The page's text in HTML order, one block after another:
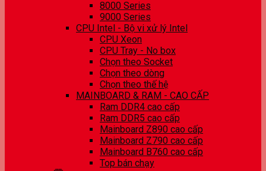
8000 Series
9000 Series
CPU Intel - Bộ vi xử lý Intel
CPU Xeon
CPU Tray - No box
Chọn theo Socket
Chọn theo dòng
Chọn theo thế hệ
MAINBOARD & RAM - CAO CẤP
Ram DDR4 cao cấp
Ram DDR5 cao cấp
Mainboard Z890 cao cấp
Mainboard Z790 cao cấp
Mainboard B760 cao cấp
Top bán chạy